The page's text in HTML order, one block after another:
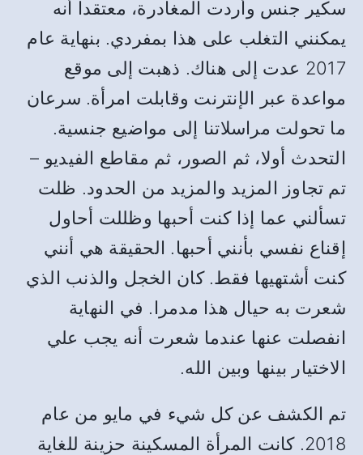
سكير جنس وأردت المغادرة، معتقدا أنه
يمكنني التغلب على هذا بمفردي. بنهاية عام
2017 عدت إلى هناك. ذهبت إلى موقع
مواعدة عبر الإنترنت وقابلت امرأة. سرعان
ما تحولت مراسلاتنا إلى مواضيع جنسية.
التحدث أولا، ثم الصور، ثم مقاطع الفيديو –
تم تجاوز المزيد والمزيد من الحدود. ظلت
تسألني عما إذا كنت أحبها وظللت أحاول
إقناع نفسي بأنني أحبها. الحقيقة هي أنني
كنت أشتهيها فقط. كان الخجل والذنب الذي
شعرت به حيال هذا مدمرا. في النهاية
انفصلت عنها عندما شعرت أنه يجب علي
الاختيار بينها وبين الله.
تم الكشف عن كل شيء في مايو من عام
2018. كانت المرأة المسكينة حزينة للغاية